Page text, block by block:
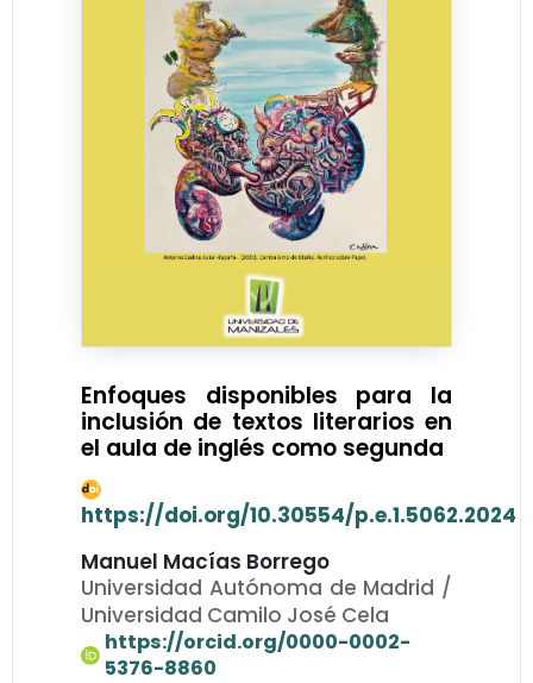
Enfoques disponibles para la
inclusión de textos literarios en
el aula de inglés como segunda
https://doi.org/10.30554/p.e.1.5062.2024
Manuel Macías Borrego
Universidad Autónoma de Madrid /
Universidad Camilo José Cela
https://orcid.org/0000-0002-
5376-8860